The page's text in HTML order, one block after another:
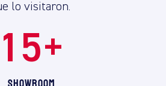
lo visitaron.
15+